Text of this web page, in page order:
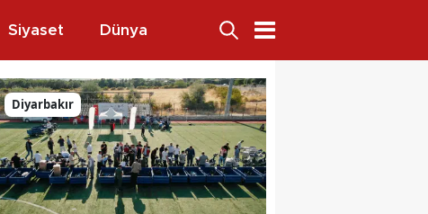
Siyaset Dünya
Diyarbakır